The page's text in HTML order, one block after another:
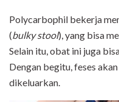
Polycarbophil bekerja
(bulky stool), yang bisa
Selain itu, obat ini juga
Dengan begitu, feses
dikeluarkan.